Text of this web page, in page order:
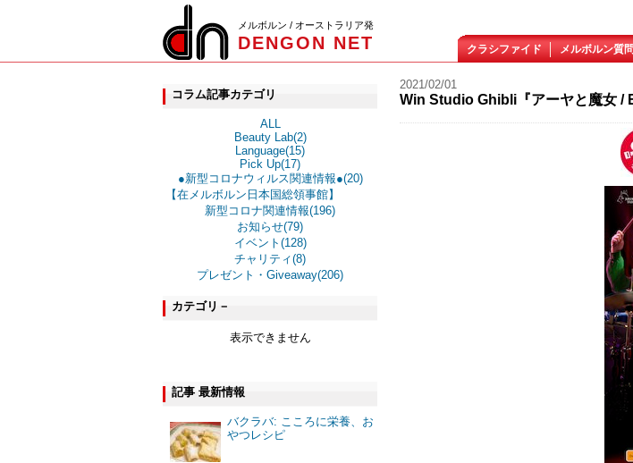
メルボルン / オーストラリア発
DENGON NET クラシファイド メルボルン質
コラム記事カテゴリ
ALL
Beauty Lab(2)
Language(15)
Pick Up(17)
●新型コロナウィルス関連情報●(20)
【在メルボルン日本国総領事館】
新型コロナ関連情報(196)
お知らせ(79)
イベント(128)
チャリティ(8)
プレゼント・Giveaway(206)
カテゴリ－
表示できません
記事 最新情報
バクラバ: こころに栄養、お
やつレシピ
2021/02/01
Win Studio Ghibli『アーヤと魔女